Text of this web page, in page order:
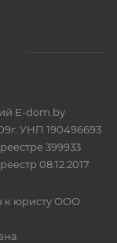
E-dom.by
УНП 190496693
399933
08.12.2017
к юристу ООО